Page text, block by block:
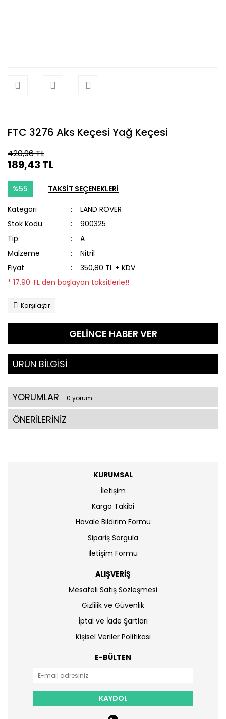
FTC 3276 Aks Keçesi Yağ Keçesi
420,96 TL
189,43 TL
%55 TAKSİT SEÇENEKLERİ
Kategori
LAND ROVER
Stok Kodu
900325
Tip
A
Malzeme
Nitril
Fiyat
350,80 TL + KDV
* 17,90 TL den başlayan taksitlerle!!
Karşılaştır
GELİNCE HABER VER
ÜRÜN BİLGİSİ
YORUMLAR - 0 yorum
ÖNERİLERİNİZ
KURUMSAL
İletişim
Kargo Takibi
Havale Bildirim Formu
Sipariş Sorgula
İletişim Formu
ALIŞVERİŞ
Mesafeli Satış Sözleşmesi
Gizlilik ve Güvenlik
İptal ve İade Şartları
Kişisel Veriler Politikası
E-BÜLTEN
KAYDOL